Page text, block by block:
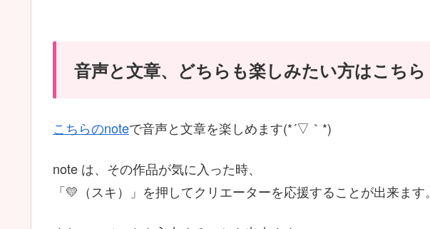
音声と文章、どちらも楽しみたい方はこちら
こちらのnoteで音声と文章を楽しめます(*´▽｀*)
note は、その作品が気に入った時、
「💛（スキ）」を押してクリエーターを応援することが出来ます。